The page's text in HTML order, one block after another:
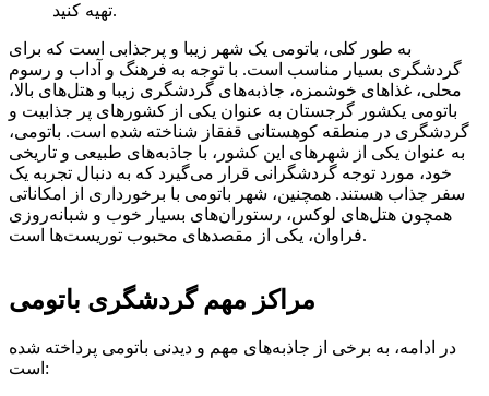
تهیه کنید.
به طور کلی، باتومی یک شهر زیبا و پرجذابی است که برای
گردشگری بسیار مناسب است. با توجه به فرهنگ و آداب و رسوم
محلی، غذاهای خوشمزه، جاذبه‌های گردشگری زیبا و هتل‌های بالا،
باتومی یکشور گرجستان به عنوان یکی از کشورهای پر جذابیت و
گردشگری در منطقه کوهستانی قفقاز شناخته شده است. باتومی،
به عنوان یکی از شهرهای این کشور، با جاذبه‌های طبیعی و تاریخی
خود، مورد توجه گردشگرانی قرار می‌گیرد که به دنبال تجربه یک
سفر جذاب هستند. همچنین، شهر باتومی با برخورداری از امکاناتی
همچون هتل‌های لوکس، رستوران‌های بسیار خوب و شبانه‌روزی
فراوان، یکی از مقصدهای محبوب توریست‌ها است.
مراکز مهم گردشگری باتومی
در ادامه، به برخی از جاذبه‌های مهم و دیدنی باتومی پرداخته شده
است: